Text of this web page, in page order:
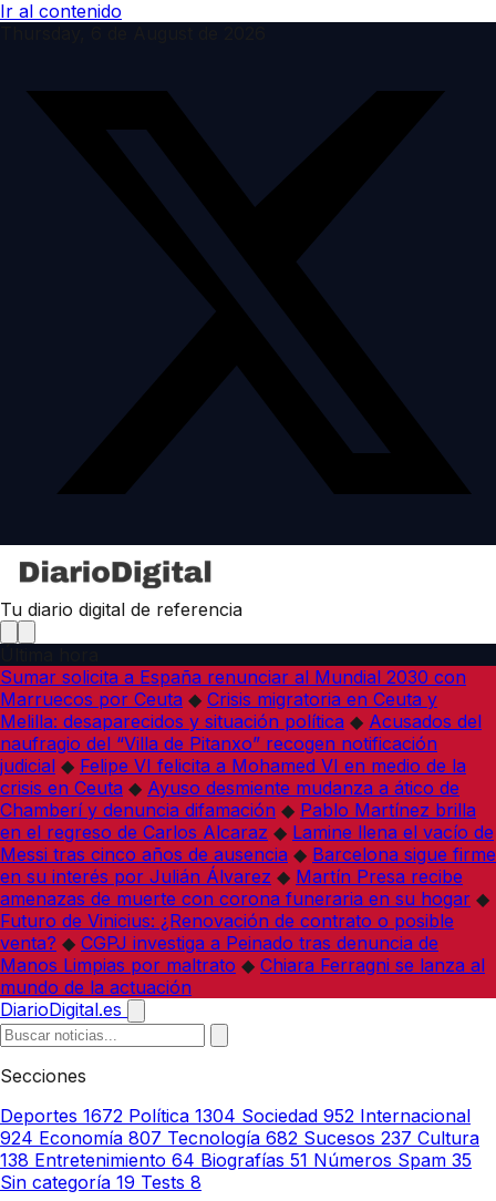
Ir al contenido
Tu diario digital de referencia
Sumar solicita a España renunciar al Mundial 2030 con
Marruecos por Ceuta ◆ Crisis migratoria en Ceuta y
Melilla: desaparecidos y situación política ◆ Acusados del
naufragio del “Villa de Pitanxo” recogen notificación
judicial ◆ Felipe VI felicita a Mohamed VI en medio de la
crisis en Ceuta ◆ Ayuso desmiente mudanza a ático de
Chamberí y denuncia difamación ◆ Pablo Martínez brilla
en el regreso de Carlos Alcaraz ◆ Lamine llena el vacío de
Messi tras cinco años de ausencia ◆ Barcelona sigue firme
en su interés por Julián Álvarez ◆ Martín Presa recibe
amenazas de muerte con corona funeraria en su hogar ◆
Futuro de Vinicius: ¿Renovación de contrato o posible
venta? ◆ CGPJ investiga a Peinado tras denuncia de
Manos Limpias por maltrato ◆ Chiara Ferragni se lanza al
mundo de la actuación
DiarioDigital.es
Secciones
Deportes 1672 Política 1304 Sociedad 952 Internacional
924 Economía 807 Tecnología 682 Sucesos 237 Cultura
138 Entretenimiento 64 Biografías 51 Números Spam 35
Sin categoría 19 Tests 8